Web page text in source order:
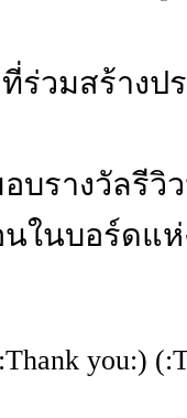
วมสร้างป
รางวัลรีวิ
ในบอร์ดแ
you:)